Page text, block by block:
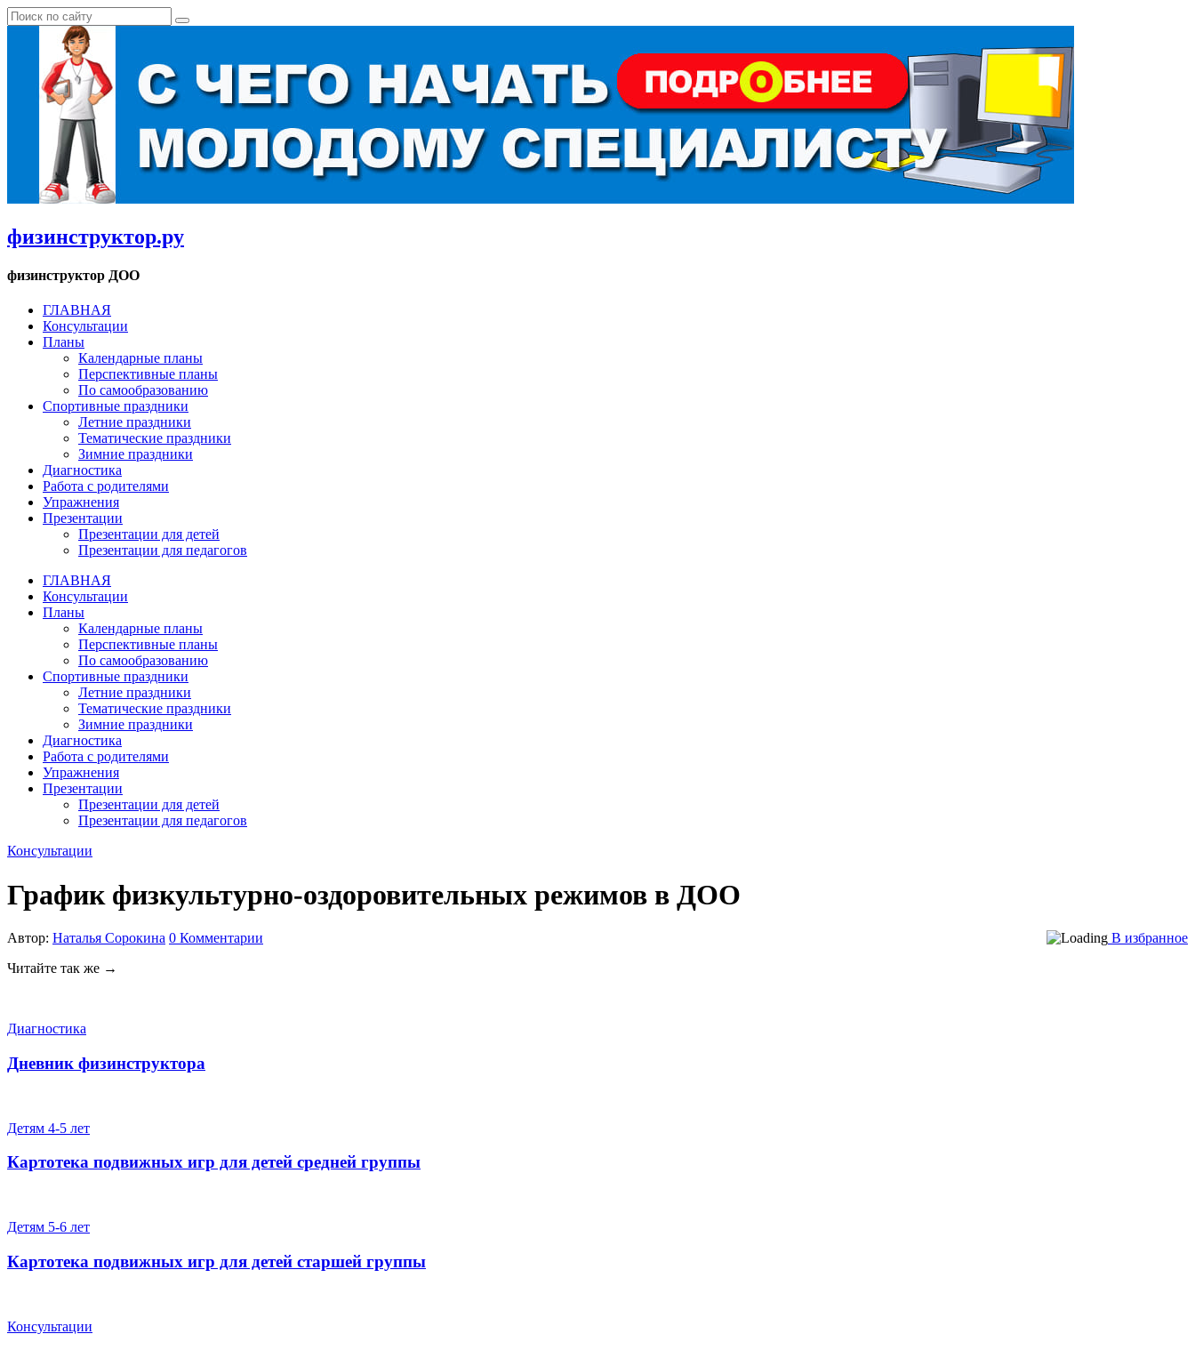
физинструктор.ру
физинструктор ДОО
ГЛАВНАЯ
Консультации
Планы
Календарные планы
Перспективные планы
По самообразованию
Спортивные праздники
Летние праздники
Тематические праздники
Зимние праздники
Диагностика
Работа с родителями
Упражнения
Презентации
Презентации для детей
Презентации для педагогов
ГЛАВНАЯ
Консультации
Планы
Календарные планы
Перспективные планы
По самообразованию
Спортивные праздники
Летние праздники
Тематические праздники
Зимние праздники
Диагностика
Работа с родителями
Упражнения
Презентации
Презентации для детей
Презентации для педагогов
Консультации
График физкультурно-оздоровительных режимов в ДОО
Автор: Наталья Сорокина В избранное
0 Комментарии
Читайте так же →
Диагностика
Дневник физинструктора
Детям 4-5 лет
Картотека подвижных игр для детей средней группы
Детям 5-6 лет
Картотека подвижных игр для детей старшей группы
Консультации